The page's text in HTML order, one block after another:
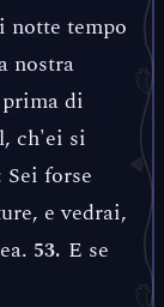
notte tempo
nostra
di
ch'ei si
forse
e vedrai,
53. E se